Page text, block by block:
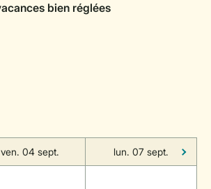
ven. 04 sept. lun. 07 sept.